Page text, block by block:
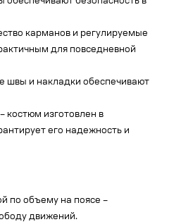
карманов и регулируемые
для повседневной
швы и накладки обеспечивают
костюм изготовлен в
его надежность и
по объему на поясе –
движений.